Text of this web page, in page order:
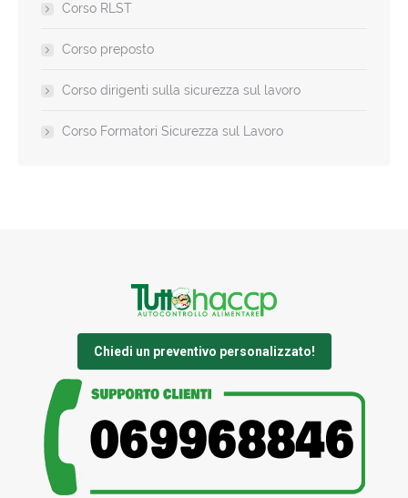
Corso RLST
Corso preposto
Corso dirigenti sulla sicurezza sul lavoro
Corso Formatori Sicurezza sul Lavoro
Chiedi un preventivo personalizzato!